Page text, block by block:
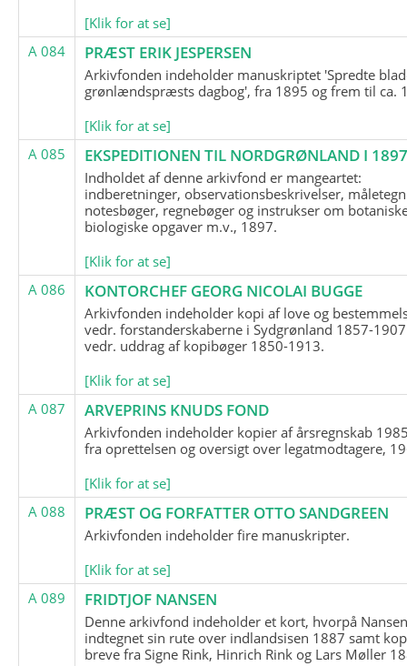
[Klik for at se]
A 084
PRÆST ERIK JESPERSEN
Arkivfonden indeholder manuskriptet 'Spredte
grønlændspræsts dagbog', fra 1895 og frem til ca.
[Klik for at se]
A 085
EKSPEDITIONEN TIL NORDGRØNLAND I
Indholdet af denne arkivfond er mangeartet:
indberetninger, observationsbeskrivelser,
notesbøger, regnebøger og instrukser om
biologiske opgaver m.v., 1897.
[Klik for at se]
A 086
KONTORCHEF GEORG NICOLAI BUGGE
Arkivfonden indeholder kopi af love og
vedr. forstanderskaberne i Sydgrønland 1857-
vedr. uddrag af kopibøger 1850-1913.
[Klik for at se]
A 087
ARVEPRINS KNUDS FOND
Arkivfonden indeholder kopier af årsregnskab
fra oprettelsen og oversigt over legatmodtagere,
[Klik for at se]
A 088
PRÆST OG FORFATTER OTTO SANDGREEN
Arkivfonden indeholder fire manuskripter.
[Klik for at se]
A 089
FRIDTJOF NANSEN
Denne arkivfond indeholder et kort, hvorpå
indtegnet sin rute over indlandsisen 1887 samt
breve fra Signe Rink, Hinrich Rink og Lars Møller